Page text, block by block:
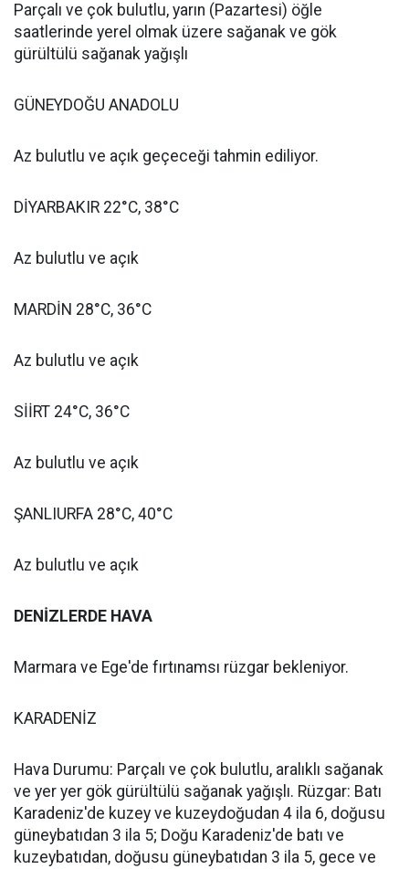
Parçalı ve çok bulutlu, yarın (Pazartesi) öğle
saatlerinde yerel olmak üzere sağanak ve gök
gürültülü sağanak yağışlı
GÜNEYDOĞU ANADOLU
Az bulutlu ve açık geçeceği tahmin ediliyor.
DİYARBAKIR 22°C, 38°C
Az bulutlu ve açık
MARDİN 28°C, 36°C
Az bulutlu ve açık
SİİRT 24°C, 36°C
Az bulutlu ve açık
ŞANLIURFA 28°C, 40°C
Az bulutlu ve açık
DENİZLERDE HAVA
Marmara ve Ege'de fırtınamsı rüzgar bekleniyor.
KARADENİZ
Hava Durumu: Parçalı ve çok bulutlu, aralıklı sağanak
ve yer yer gök gürültülü sağanak yağışlı. Rüzgar: Batı
Karadeniz'de kuzey ve kuzeydoğudan 4 ila 6, doğusu
güneybatıdan 3 ila 5; Doğu Karadeniz'de batı ve
kuzeybatıdan, doğusu güneybatıdan 3 ila 5, gece ve